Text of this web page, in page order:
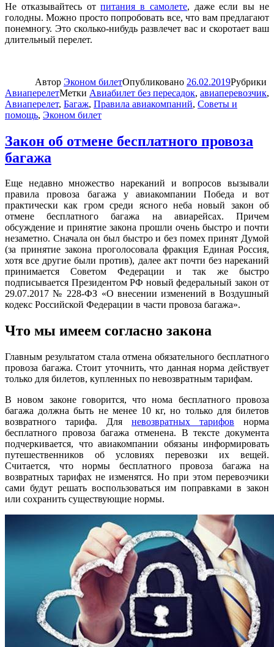
Не отказывайтесь отпитания в самолете, даже если вы не
голодны. Можно просто попробовать все, что вам предлагают
понемногу. Это сколько-нибудь развлечет вас и скоротает ваш
длительный перелет.
Автор Эконом билетОпубликовано 26.02.2019Рубрики
АвиаперелетМетки Авиабилет без пересадок, авиаперевозчик,
Авиаперелет, Багаж, Правила авиакомпаний, Советы и
помощь, Эконом билет
Закон об отмене бесплатного провоза
багажа
Еще недавно множество нареканий и вопросов вызывали
правила провоза багажа у авиакомпании Победа и вот
практически как гром среди ясного неба новый закон об
отмене бесплатного багажа на авиарейсах. Причем
обсуждение и принятие закона прошли очень быстро и почти
незаметно. Сначала он был быстро и без помех принят Думой
(за принятие закона проголосовала фракция Единая Россия,
хотя все другие были против), далее акт почти без нареканий
принимается Советом Федерации и так же быстро
подписывается Президентом РФ новый федеральный закон от
29.07.2017 № 228-ФЗ «О внесении изменений в Воздушный
кодекс Российской Федерации в части провоза багажа».
Что мы имеем согласно закона
Главным результатом стала отмена обязательного бесплатного
провоза багажа. Стоит уточнить, что данная норма действует
только для билетов, купленных по невозвратным тарифам.
В новом законе говорится, что нома бесплатного провоза
багажа должна быть не менее 10 кг, но только для билетов
возвратного тарифа. Для невозвратных тарифов норма
бесплатного провоза багажа отменена. В тексте документа
подчеркивается, что авиакомпании обязаны информировать
путешественников об условиях перевозки их вещей.
Считается, что нормы бесплатного провоза багажа на
возвратных тарифах не изменятся. Но при этом перевозчики
сами будут решать воспользоваться им поправками в закон
или сохранить существующие нормы.